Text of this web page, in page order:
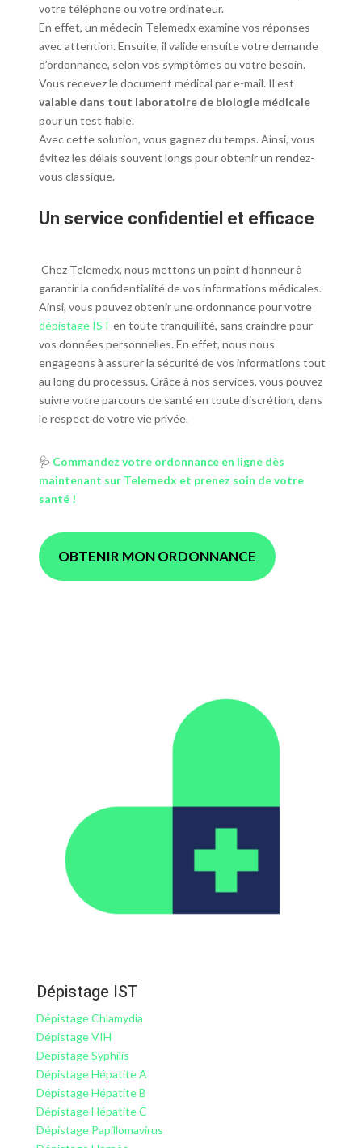
votre téléphone ou votre ordinateur.
En effet, un médecin Telemedx examine vos réponses
avec attention. Ensuite, il valide ensuite votre demande
d’ordonnance, selon vos symptômes ou votre besoin.
Vous recevez le document médical par e-mail. Il est
valable dans tout laboratoire de biologie médicale
pour un test fiable.
Avec cette solution, vous gagnez du temps. Ainsi, vous
évitez les délais souvent longs pour obtenir un rendez-
vous classique.
Un service confidentiel et efficace
Chez Telemedx, nous mettons un point d’honneur à
garantir la confidentialité de vos informations médicales.
Ainsi, vous pouvez obtenir une ordonnance pour votre
dépistage IST en toute tranquillité, sans craindre pour
vos données personnelles. En effet, nous nous
engageons à assurer la sécurité de vos informations tout
au long du processus. Grâce à nos services, vous pouvez
suivre votre parcours de santé en toute discrétion, dans
le respect de votre vie privée.
🩺 Commandez votre ordonnance en ligne dès
maintenant sur Telemedx et prenez soin de votre
santé !
OBTENIR MON ORDONNANCE
Dépistage IST
Dépistage Chlamydia
Dépistage VIH
Dépistage Syphilis
Dépistage Hépatite A
Dépistage Hépatite B
Dépistage Hépatite C
Dépistage Papillomavirus